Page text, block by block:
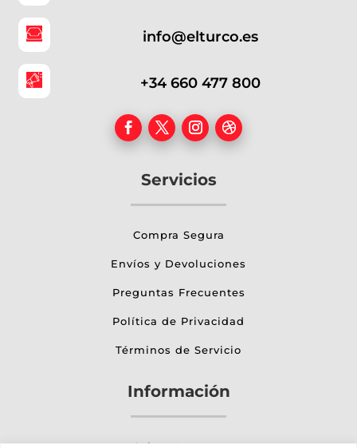
info@elturco.es
+34 660 477 800
Servicios
Compra Segura
Envíos y Devoluciones
Preguntas Frecuentes
Política de Privacidad
Términos de Servicio
Información